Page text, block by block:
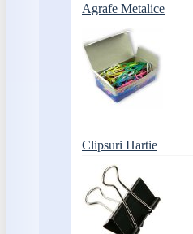
Agrafe Metalice
Clipsuri Hartie